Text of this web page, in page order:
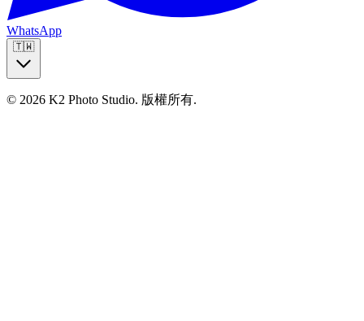
WhatsApp
🇹🇼
© 2026 K2 Photo Studio. 版權所有.